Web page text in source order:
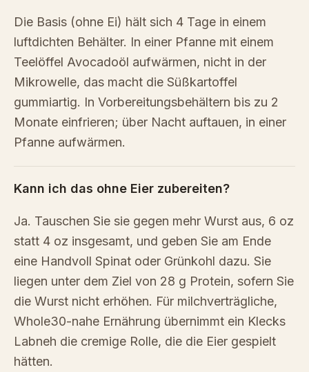
Die Basis (ohne Ei) hält sich 4 Tage in einem
luftdichten Behälter. In einer Pfanne mit einem
Teelöffel Avocadoöl aufwärmen, nicht in der
Mikrowelle, das macht die Süßkartoffel
gummiartig. In Vorbereitungsbehältern bis zu 2
Monate einfrieren; über Nacht auftauen, in einer
Pfanne aufwärmen.
Kann ich das ohne Eier zubereiten?
Ja. Tauschen Sie sie gegen mehr Wurst aus, 6 oz
statt 4 oz insgesamt, und geben Sie am Ende
eine Handvoll Spinat oder Grünkohl dazu. Sie
liegen unter dem Ziel von 28 g Protein, sofern Sie
die Wurst nicht erhöhen. Für milchverträgliche,
Whole30-nahe Ernährung übernimmt ein Klecks
Labneh die cremige Rolle, die die Eier gespielt
hätten.